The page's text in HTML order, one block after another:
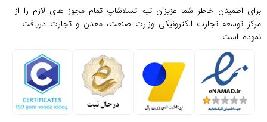
برای اطمینان خاطر شما عزیزان تیم تسلاشاپ تمام مجوز های لازم را از
مركز توسعه تجارت الكترونیكی وزارت صنعت، معدن و تجارت دریافت
نموده است.